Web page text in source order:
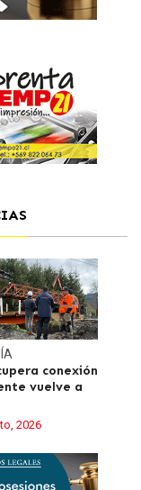
conexión
vuelve a
2026